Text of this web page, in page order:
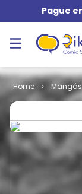
Pague
Mangás